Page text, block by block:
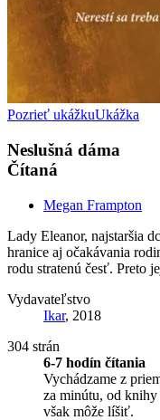
Pozrieť ukážkuUkážka
Neslušná dáma
Čítaná
Megan Frampton
Lady Eleanor, najstaršia
hranice aj očakávania
rodu stratenú česť. Preto
Vydavateľstvo
Ikar, 2018
304 strán
6-7 hodín čítania
Vychádzame z
za minútu, od
však môže líšiť.